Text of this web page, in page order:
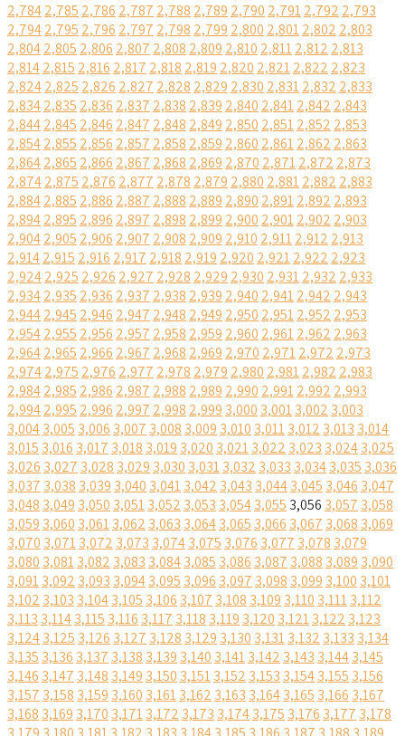
2,7842,785 2,786 2,787 2,788 2,789 2,790 2,7912,792 2,793
2,7942,795 2,796 2,797 2,798 2,799 2,800 2,8012,802 2,803
2,8042,805 2,806 2,807 2,808 2,809 2,810 2,8112,812 2,813
2,8142,815 2,816 2,817 2,818 2,819 2,820 2,8212,822 2,823
2,8242,825 2,826 2,827 2,828 2,829 2,830 2,8312,832 2,833
2,8342,835 2,836 2,837 2,838 2,839 2,840 2,8412,842 2,843
2,8442,845 2,846 2,847 2,848 2,849 2,850 2,8512,852 2,853
2,8542,855 2,856 2,857 2,858 2,859 2,860 2,8612,862 2,863
2,8642,865 2,866 2,867 2,868 2,869 2,870 2,8712,872 2,873
2,8742,875 2,876 2,877 2,878 2,879 2,880 2,8812,882 2,883
2,8842,885 2,886 2,887 2,888 2,889 2,890 2,8912,892 2,893
2,8942,895 2,896 2,897 2,898 2,899 2,900 2,9012,902 2,903
2,9042,905 2,906 2,907 2,908 2,909 2,910 2,9112,912 2,913
2,9142,915 2,916 2,917 2,918 2,919 2,920 2,9212,922 2,923
2,9242,925 2,926 2,927 2,928 2,929 2,930 2,9312,932 2,933
2,9342,935 2,936 2,937 2,938 2,939 2,940 2,9412,942 2,943
2,9442,945 2,946 2,947 2,948 2,949 2,950 2,9512,952 2,953
2,9542,955 2,956 2,957 2,958 2,959 2,960 2,9612,962 2,963
2,9642,965 2,966 2,967 2,968 2,969 2,970 2,9712,972 2,973
2,9742,975 2,976 2,977 2,978 2,979 2,980 2,9812,982 2,983
2,9842,985 2,986 2,987 2,988 2,989 2,990 2,9912,992 2,993
2,9942,995 2,996 2,997 2,998 2,999 3,000 3,0013,002 3,003
3,0043,005 3,006 3,007 3,008 3,009 3,010 3,0113,012 3,013 3,014
3,015 3,016 3,017 3,018 3,019 3,020 3,0213,022 3,023 3,0243,025
3,026 3,027 3,028 3,029 3,030 3,0313,032 3,033 3,0343,035 3,036
3,037 3,038 3,039 3,040 3,0413,042 3,043 3,0443,045 3,046 3,047
3,048 3,049 3,050 3,0513,052 3,053 3,0543,055 3,056 3,057 3,058
3,059 3,060 3,0613,062 3,063 3,0643,065 3,066 3,067 3,068 3,069
3,070 3,0713,072 3,073 3,0743,075 3,076 3,077 3,078 3,079
3,080 3,0813,082 3,083 3,0843,085 3,086 3,087 3,088 3,089 3,090
3,0913,092 3,093 3,0943,095 3,096 3,097 3,098 3,099 3,100 3,101
3,102 3,103 3,1043,105 3,106 3,107 3,108 3,109 3,110 3,1113,112
3,113 3,1143,115 3,116 3,117 3,118 3,119 3,120 3,1213,122 3,123
3,1243,125 3,126 3,127 3,128 3,129 3,130 3,1313,132 3,133 3,134
3,135 3,136 3,137 3,138 3,139 3,140 3,1413,142 3,143 3,1443,145
3,146 3,147 3,148 3,149 3,150 3,1513,152 3,153 3,1543,155 3,156
3,157 3,158 3,159 3,160 3,1613,162 3,163 3,1643,165 3,166 3,167
3,168 3,169 3,170 3,1713,172 3,173 3,1743,175 3,176 3,177 3,178